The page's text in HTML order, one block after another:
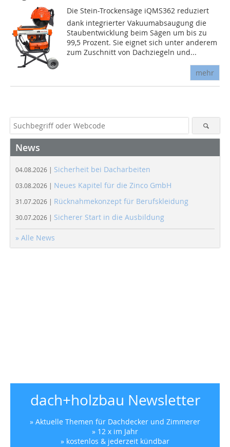
Die Stein-Trockensäge iQMS362 reduziert
dank integrierter Vakuumabsaugung die
Staubentwicklung beim Sägen um bis zu
99,5 Prozent. Sie eignet sich unter anderem
zum Zuschnitt von Dachziegeln und...
mehr
News
04.08.2026 | Sicherheit bei Dacharbeiten
03.08.2026 | Neues Kapitel für die Zinco GmbH
31.07.2026 | Rücknahmekonzept für Berufskleidung
30.07.2026 | Sicherer Start in die Ausbildung
» Alle News
dach+holzbau Newsletter
» Aktuelle Themen für Dachdecker und Zimmerer
» 12 x im Jahr
» kostenlos & jederzeit kündbar